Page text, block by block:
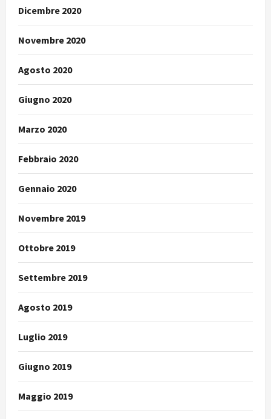
Dicembre 2020
Novembre 2020
Agosto 2020
Giugno 2020
Marzo 2020
Febbraio 2020
Gennaio 2020
Novembre 2019
Ottobre 2019
Settembre 2019
Agosto 2019
Luglio 2019
Giugno 2019
Maggio 2019